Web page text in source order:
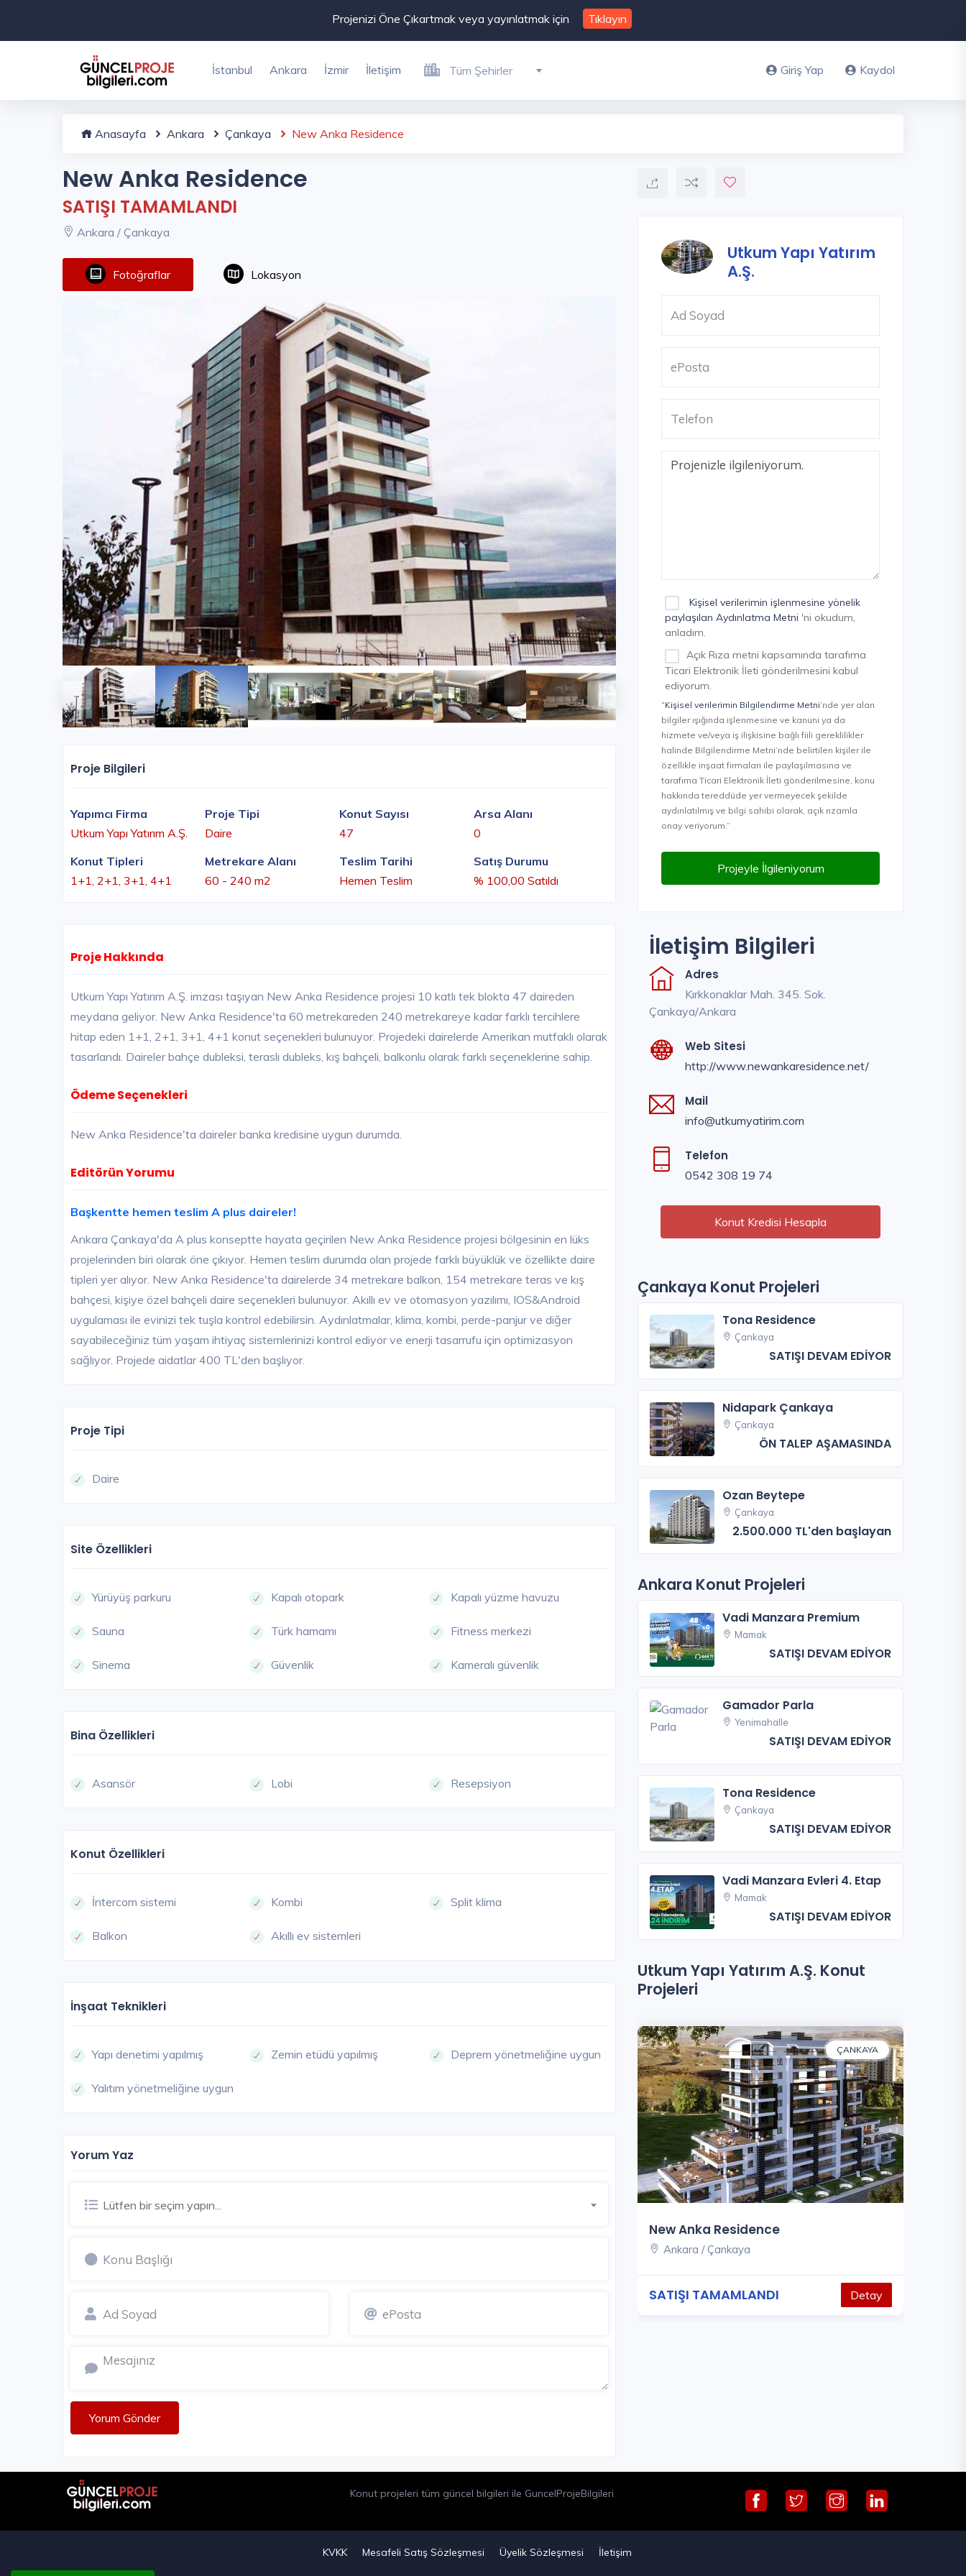
Projenizi Öne Çıkartmak veya yayınlatmak için Tıklayın
İstanbul Ankara İzmir İletişim Tüm Şehirler Giriş Yap Kaydol
Anasayfa Ankara Çankaya New Anka Residence
New Anka Residence
SATIŞI TAMAMLANDI
Ankara / Çankaya
Fotoğraflar Lokasyon
Proje Bilgileri
Yapımcı Firma
Utkum Yapı Yatırım A.Ş.
Proje Tipi
Daire
Konut Sayısı
47
Arsa Alanı
0
Konut Tipleri
1+1, 2+1, 3+1, 4+1
Metrekare Alanı
60 - 240 m2
Teslim Tarihi
Hemen Teslim
Satış Durumu
% 100,00 Satıldı
Proje Hakkında
Utkum Yapı Yatırım A.Ş. imzası taşıyan New Anka Residence projesi 10 katlı tek blokta 47 daireden
meydana geliyor. New Anka Residence'ta 60 metrekareden 240 metrekareye kadar farklı tercihlere
hitap eden 1+1, 2+1, 3+1, 4+1 konut seçenekleri bulunuyor. Projedeki dairelerde Amerikan mutfaklı olarak
tasarlandı. Daireler bahçe dubleksi, teraslı dubleks, kış bahçeli, balkonlu olarak farklı seçeneklerine sahip.
Ödeme Seçenekleri
New Anka Residence'ta daireler banka kredisine uygun durumda.
Editörün Yorumu
Başkentte hemen teslim A plus daireler!
Ankara Çankaya'da A plus konseptte hayata geçirilen New Anka Residence projesi bölgesinin en lüks
projelerinden biri olarak öne çıkıyor. Hemen teslim durumda olan projede farklı büyüklük ve özellikte daire
tipleri yer alıyor. New Anka Residence'ta dairelerde 34 metrekare balkon, 154 metrekare teras ve kış
bahçesi, kişiye özel bahçeli daire seçenekleri bulunuyor. Akıllı ev ve otomasyon yazılımı, IOS&Android
uygulaması ile evinizi tek tuşla kontrol edebilirsin. Aydınlatmalar, klima, kombi, perde-panjur ve diğer
sayabileceğiniz tüm yaşam ihtiyaç sistemlerinizi kontrol ediyor ve enerji tasarrufu için optimizasyon
sağlıyor. Projede aidatlar 400 TL'den başlıyor.
Proje Tipi
Daire
Site Özellikleri
Yürüyüş parkuru Kapalı otopark Kapalı yüzme havuzu
Sauna Türk hamamı Fitness merkezi
Sinema Güvenlik Kameralı güvenlik
Bina Özellikleri
Asansör Lobi Resepsiyon
Konut Özellikleri
İntercom sistemi Kombi Split klima
Balkon Akıllı ev sistemleri
İnşaat Teknikleri
Yapı denetimi yapılmış Zemin etüdü yapılmış Deprem yönetmeliğine uygun
Yalıtım yönetmeliğine uygun
Yorum Yaz
Lütfen bir seçim yapın...
Yorum Gönder
Utkum Yapı Yatırım
A.Ş.
Kişisel verilerimin işlenmesine yönelik
paylaşılan Aydınlatma Metni 'ni okudum,
anladım.
Açık Rıza metni kapsamında tarafıma
Ticari Elektronik İleti gönderilmesini kabul
ediyorum.
“Kişisel verilerimin Bilgilendirme Metni’nde yer alan
bilgiler ışığında işlenmesine ve kanuni ya da
hizmete ve/veya iş ilişkisine bağlı fiili gereklilikler
halinde Bilgilendirme Metni’nde belirtilen kişiler ile
özellikle inşaat firmaları ile paylaşılmasına ve
tarafıma Ticari Elektronik İleti gönderilmesine, konu
hakkında tereddüde yer vermeyecek şekilde
aydınlatılmış ve bilgi sahibi olarak, açık rızamla
onay veriyorum.”
Projeyle İlgileniyorum
İletişim Bilgileri
Adres
Kırkkonaklar Mah. 345. Sok.
Çankaya/Ankara
Web Sitesi
http://www.newankaresidence.net/
Mail
info@utkumyatirim.com
Telefon
0542 308 19 74
Konut Kredisi Hesapla
Çankaya Konut Projeleri
Tona Residence
Çankaya
SATIŞI DEVAM EDİYOR
Nidapark Çankaya
Çankaya
ÖN TALEP AŞAMASINDA
Ozan Beytepe
Çankaya
2.500.000 TL'den başlayan
Ankara Konut Projeleri
Vadi Manzara Premium
Mamak
SATIŞI DEVAM EDİYOR
Gamador Parla
Yenimahalle
SATIŞI DEVAM EDİYOR
Tona Residence
Çankaya
SATIŞI DEVAM EDİYOR
Vadi Manzara Evleri 4. Etap
Mamak
SATIŞI DEVAM EDİYOR
Utkum Yapı Yatırım A.Ş. Konut
Projeleri
ÇANKAYA
New Anka Residence
Ankara / Çankaya
SATIŞI TAMAMLANDI Detay
Konut projeleri tüm güncel bilgileri ile GuncelProjeBilgileri
KVKK Mesafeli Satış Sözleşmesi Üyelik Sözleşmesi İletişim